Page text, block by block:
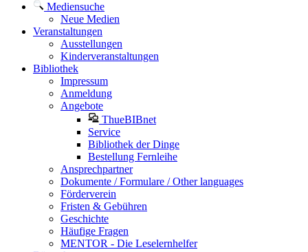
Mediensuche
Neue Medien
Veranstaltungen
Ausstellungen
Kinderveranstaltungen
Bibliothek
Impressum
Anmeldung
Angebote
ThueBIBnet
Service
Bibliothek der Dinge
Bestellung Fernleihe
Ansprechpartner
Dokumente / Formulare / Other languages
Förderverein
Fristen & Gebühren
Geschichte
Häufige Fragen
MENTOR - Die Leselernhelfer